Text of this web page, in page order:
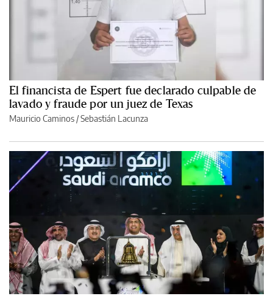
El financista de Espert fue declarado culpable de
lavado y fraude por un juez de Texas
Mauricio Caminos /Sebastián Lacunza